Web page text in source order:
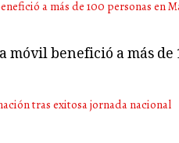
benefició a más de